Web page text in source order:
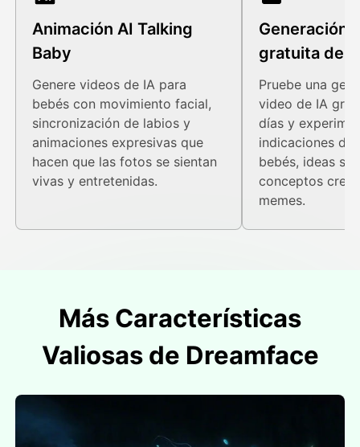
Animación AI Talking
Baby
Genere videos de IA para
bebés con movimiento facial,
sincronización de labios y
animaciones expresivas que
hacen que las fotos se sientan
vivas y entretenidas.
Generación
gratuita de
Pruebe una
video de IA
días y
indicaciones
bebés, ideas
conceptos
memes.
Más Características
Valiosas de Dreamface